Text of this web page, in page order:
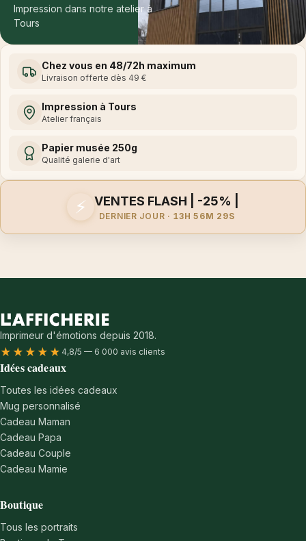
Impression dans notre atelier à
Tours
Chez vous en 48/72h maximum
Livraison offerte dès 49 €
Impression à Tours
Atelier français
Papier musée 250g
Qualité galerie d'art
⚡ VENTES FLASH | -25% |
DERNIER JOUR · 13H 56M 29S
Imprimeur d'émotions depuis 2018.
★★★★★ 4,8/5 — 6 000 avis clients
Idées cadeaux
Toutes les idées cadeaux
Mug personnalisé
Cadeau Maman
Cadeau Papa
Cadeau Couple
Cadeau Mamie
Boutique
Tous les portraits